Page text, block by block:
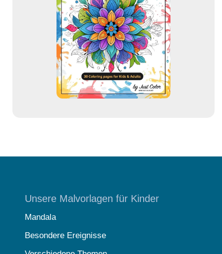
Unsere Malvorlagen für Kinder
Mandala
Besondere Ereignisse